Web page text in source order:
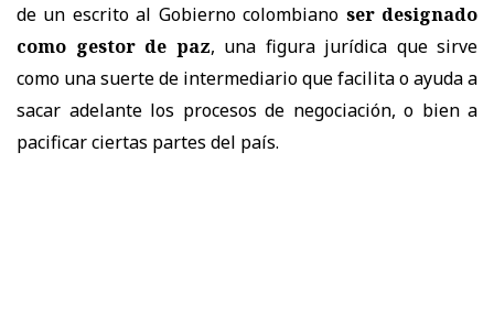
de un escrito al Gobierno colombiano ser designado
como gestor de paz, una figura jurídica que sirve
como una suerte de intermediario que facilita o ayuda a
sacar adelante los procesos de negociación, o bien a
pacificar ciertas partes del país.